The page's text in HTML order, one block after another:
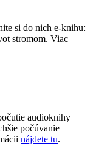
si do nich e-knihu:
stromom. Viac
audioknihy
počúvanie
nájdete tu.